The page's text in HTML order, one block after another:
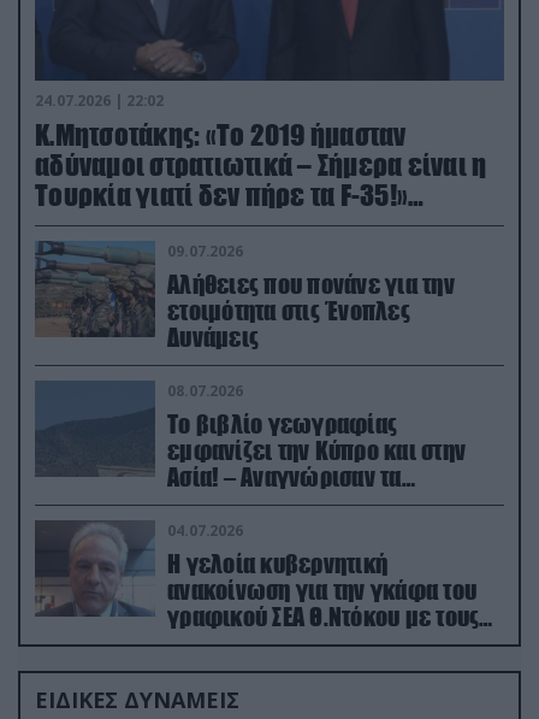
24.07.2026 | 22:02
Κ.Μητσοτάκης: «Το 2019 ήμασταν
αδύναμοι στρατιωτικά – Σήμερα είναι η
Τουρκία γιατί δεν πήρε τα F-35!»
(βίντεο)
09.07.2026
Αλήθειες που πονάνε για την
ετοιμότητα στις Ένοπλες
Δυνάμεις
08.07.2026
Το βιβλίο γεωγραφίας
εμφανίζει την Κύπρο και στην
Ασία! – Αναγνώρισαν τα
κατεχόμενα; (φωτο)
04.07.2026
Η γελοία κυβερνητική
ανακοίνωση για την γκάφα του
γραφικού ΣΕΑ Θ.Ντόκου με τους
Ρώσους φαρσέρ
ΕΙΔΙΚΕΣ ΔΥΝΑΜΕΙΣ